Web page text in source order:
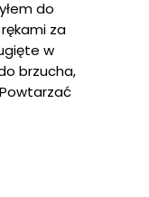
do
za
w
brzucha,